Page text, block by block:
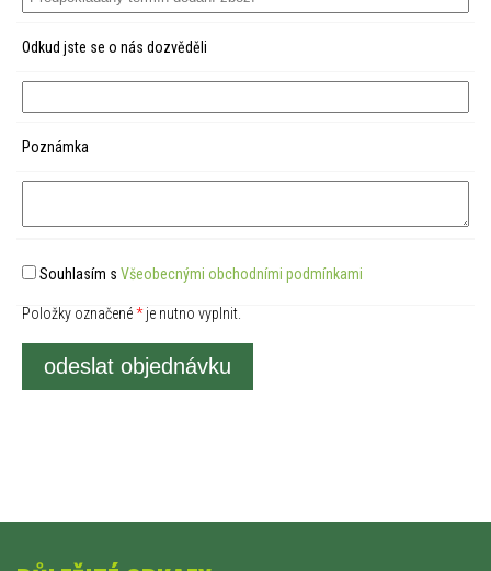
Odkud jste se o nás dozvěděli
Poznámka
Souhlasím s Všeobecnými obchodními podmínkami
Položky označené*je nutno vyplnit.
odeslat objednávku